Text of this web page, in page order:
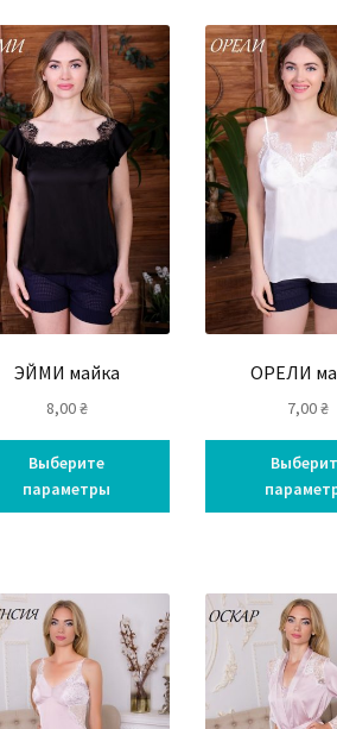
ЭЙМИ майка
8,00₴
Выберите
параметры
ОРЕЛИ
7,00₴